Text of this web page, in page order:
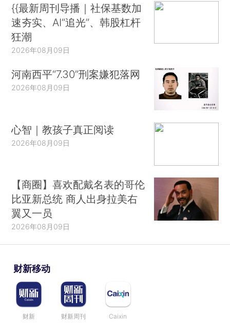
{{最新周刊导播｜社保基数加
速夯实、AI“追光”、韩股杠杆
狂潮
2026年08月09日
河南西平“7.30”刑案嫌犯落网
2026年08月09日
心智｜教孩子真正阅读
2026年08月09日
【商圈】喜欢配戴名表的哥伦
比亚新总统 商人出身拉美右
翼又一员
2026年08月09日
财新移动
财新 财新周刊 Caixin